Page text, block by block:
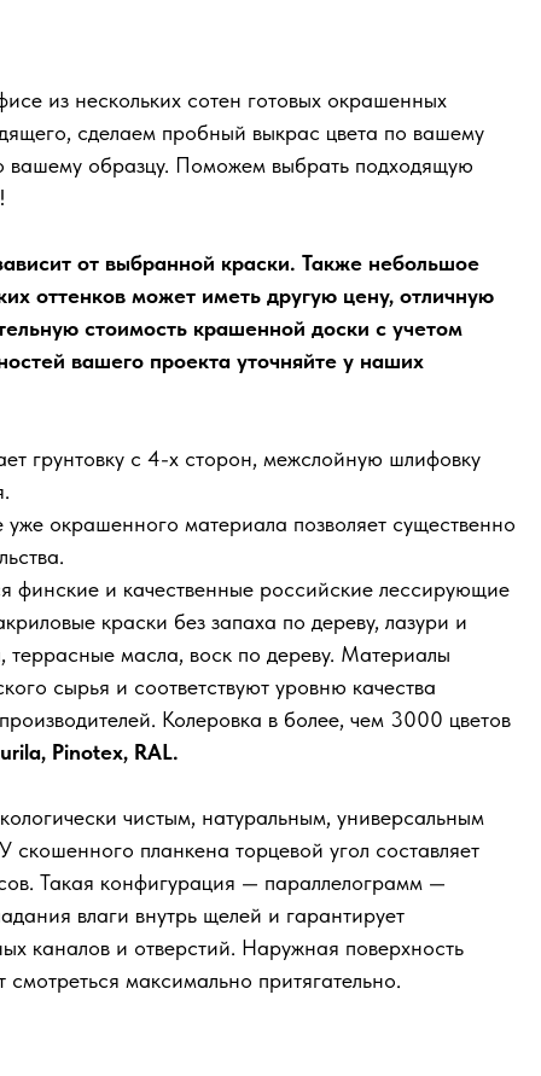
из нескольких сотен готовых окрашенных
сделаем пробный выкрас цвета по вашему
вашему образцу. Поможем выбрать подходящую
от выбранной краски. Также небольшое
оттенков может иметь другую цену, отличную
стоимость крашенной доски с учетом
вашего проекта уточняйте у наших
грунтовку с 4-х сторон, межслойную шлифовку
окрашенного материала позволяет существенно
финские и качественные российские лессирующие
краски без запаха по дереву, лазури и
террасные масла, воск по дереву. Материалы
сырья и соответствуют уровню качества
Колеровка в более, чем 3000 цветов
Pinotex, RAL.
чистым, натуральным, универсальным
скошенного планкена торцевой угол составляет
Такая конфигурация — параллелограмм —
влаги внутрь щелей и гарантирует
каналов и отверстий. Наружная поверхность
максимально притягательно.